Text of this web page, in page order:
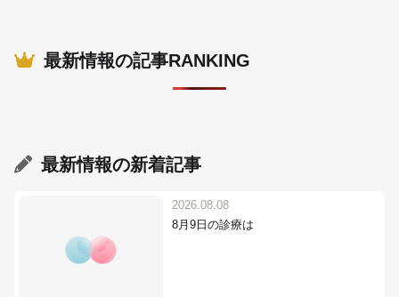
最新情報の記事RANKING
最新情報の新着記事
2026.08.08
8月9日の診療は